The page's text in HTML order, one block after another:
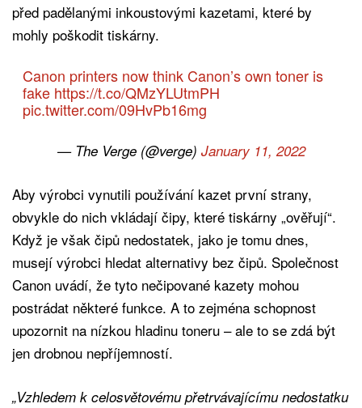
před padělanými inkoustovými kazetami, které by
mohly poškodit tiskárny.
Canon printers now think Canon’s own toner is
fake https://t.co/QMzYLUtmPH
pic.twitter.com/09HvPb16mg
— The Verge (@verge) January 11, 2022
Aby výrobci vynutili používání kazet první strany,
obvykle do nich vkládají čipy, které tiskárny „ověřují“.
Když je však čipů nedostatek, jako je tomu dnes,
musejí výrobci hledat alternativy bez čipů. Společnost
Canon uvádí, že tyto nečipované kazety mohou
postrádat některé funkce. A to zejména schopnost
upozornit na nízkou hladinu toneru – ale to se zdá být
jen drobnou nepříjemností.
„Vzhledem k celosvětovému přetrvávajícímu nedostatku